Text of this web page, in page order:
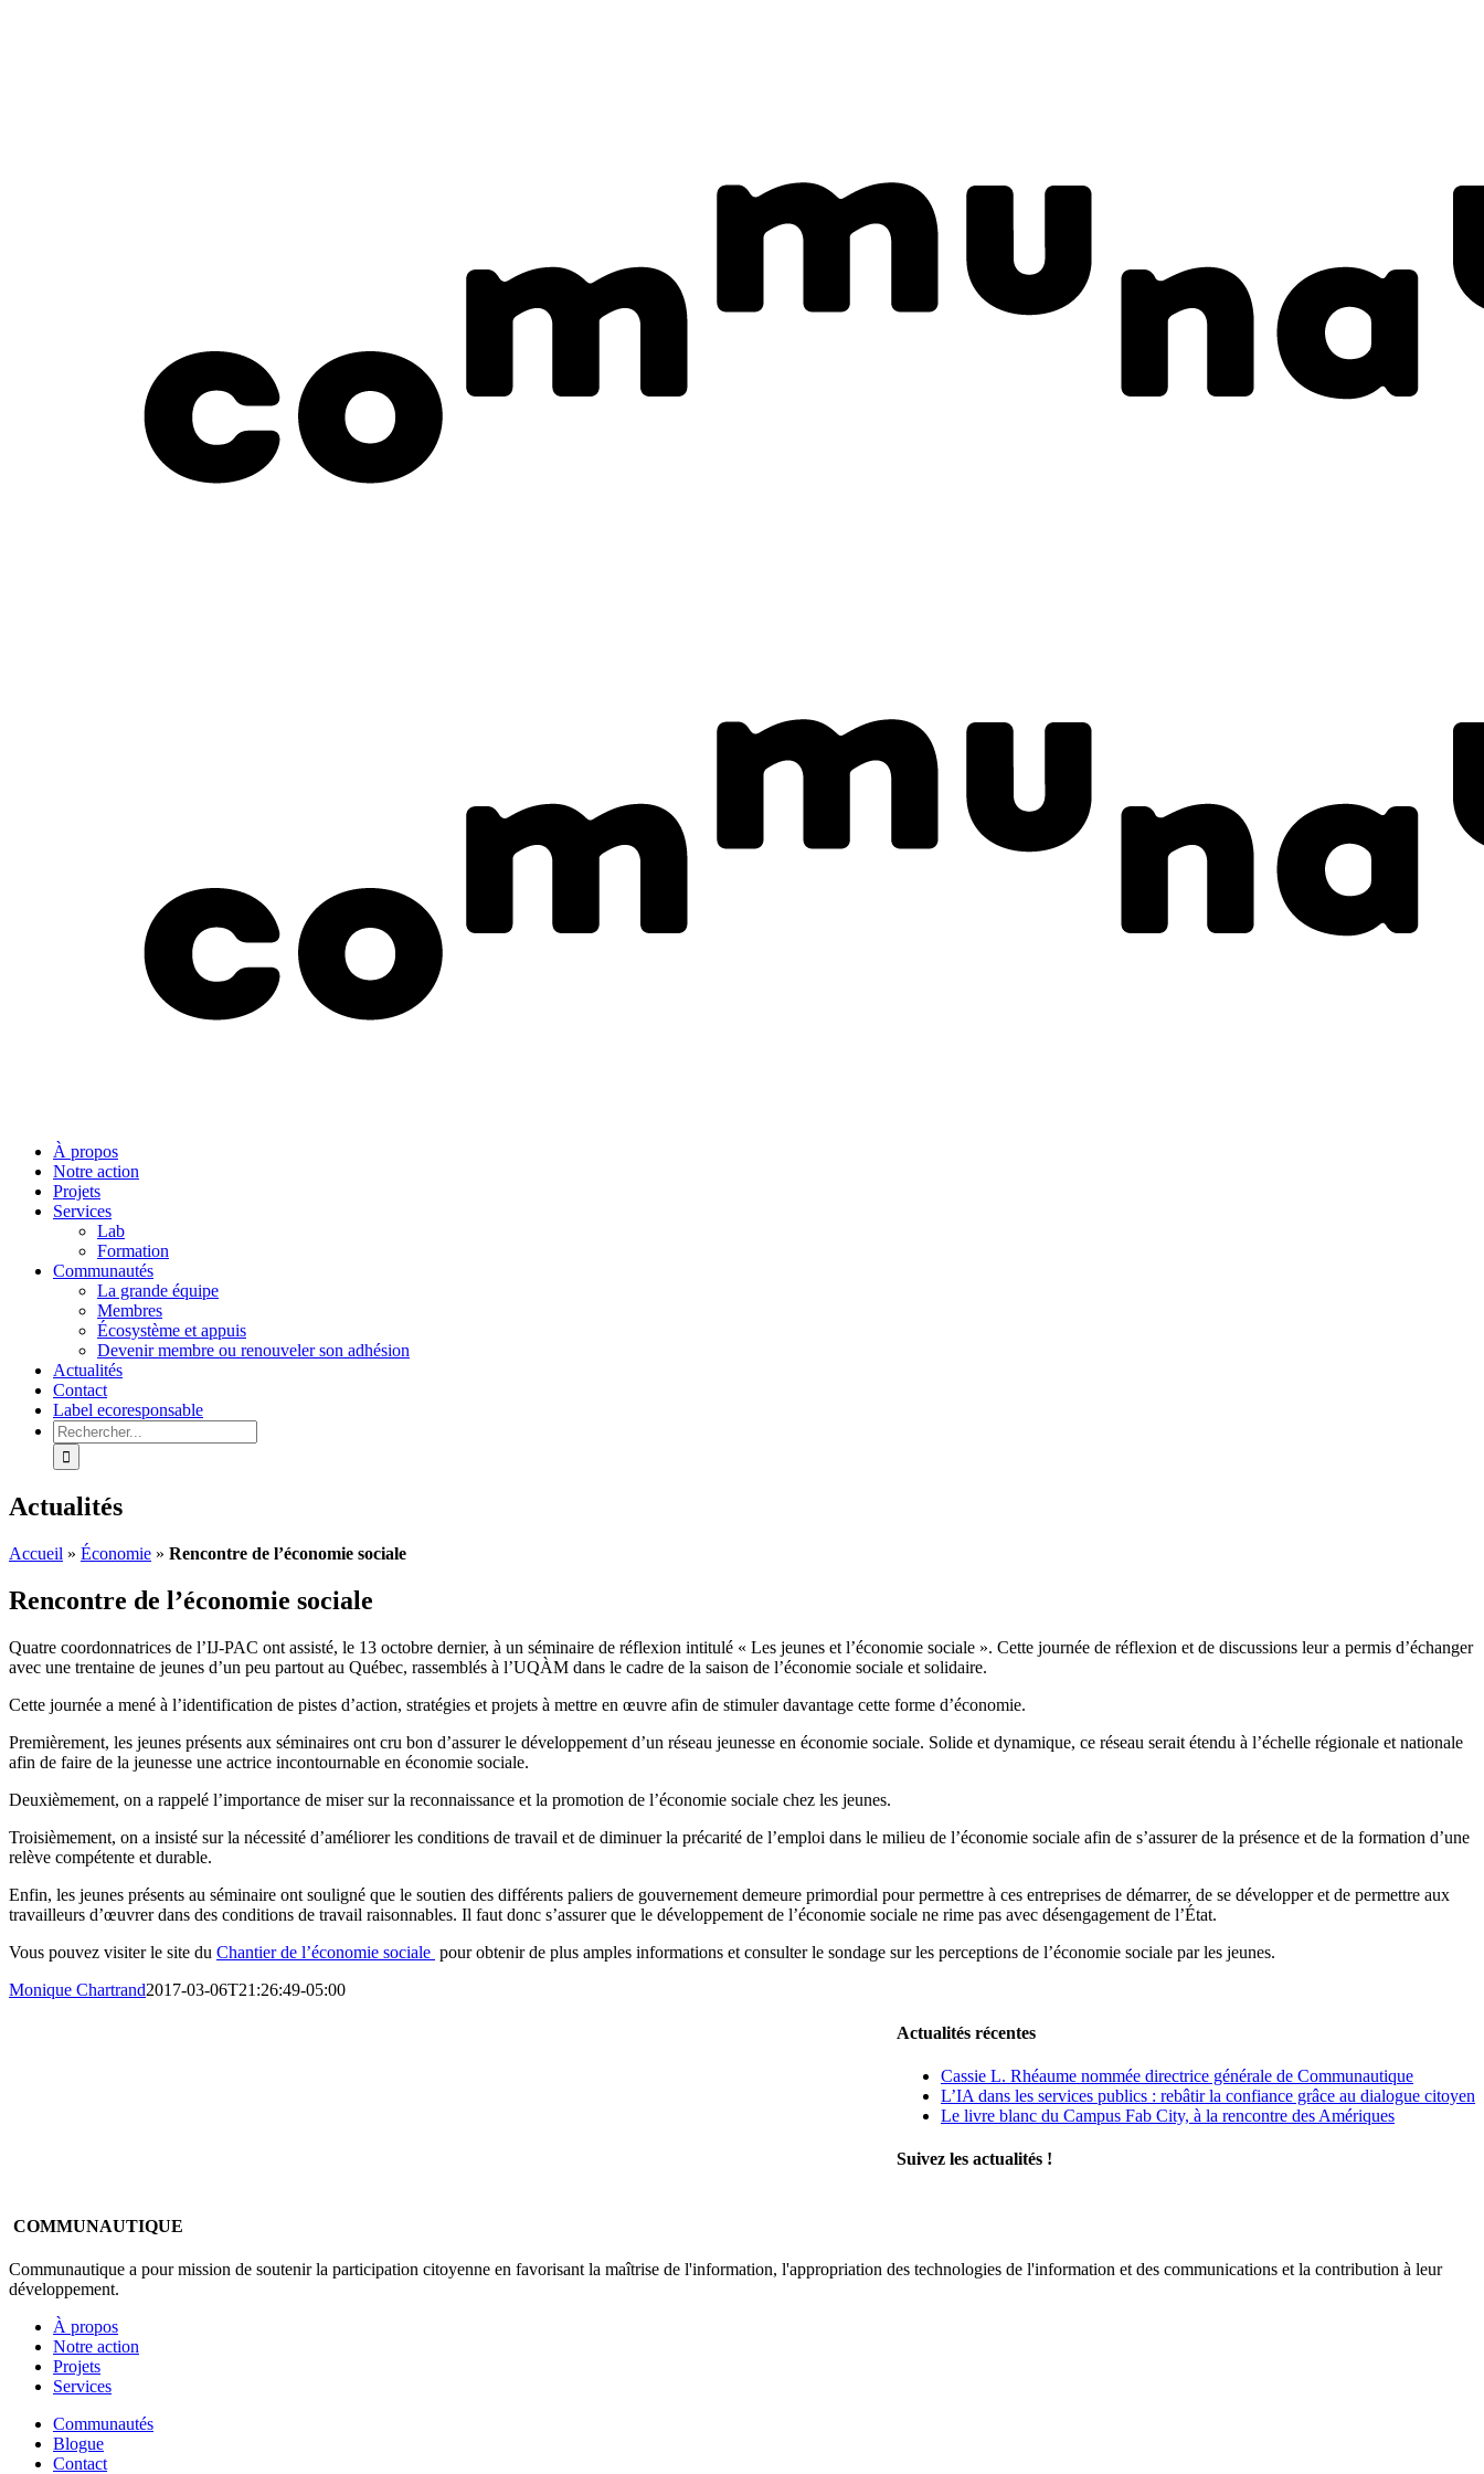
À propos
Notre action
Projets
Services
Lab
Formation
Communautés
La grande équipe
Membres
Écosystème et appuis
Devenir membre ou renouveler son adhésion
Actualités
Contact
Label ecoresponsable
Rechercher:
Actualités
Accueil » Économie » Rencontre de l’économie sociale
Rencontre de l’économie sociale
Quatre coordonnatrices de l’IJ-PAC ont assisté, le 13 octobre dernier, à un séminaire de réflexion intitulé « Les jeunes et l’économie sociale ». Cette journée de réflexion et de discussions leur a permis d’échanger
avec une trentaine de jeunes d’un peu partout au Québec, rassemblés à l’UQÀM dans le cadre de la saison de l’économie sociale et solidaire.
Cette journée a mené à l’identification de pistes d’action, stratégies et projets à mettre en œuvre afin de stimuler davantage cette forme d’économie.
Premièrement, les jeunes présents aux séminaires ont cru bon d’assurer le développement d’un réseau jeunesse en économie sociale. Solide et dynamique, ce réseau serait étendu à l’échelle régionale et nationale
afin de faire de la jeunesse une actrice incontournable en économie sociale.
Deuxièmement, on a rappelé l’importance de miser sur la reconnaissance et la promotion de l’économie sociale chez les jeunes.
Troisièmement, on a insisté sur la nécessité d’améliorer les conditions de travail et de diminuer la précarité de l’emploi dans le milieu de l’économie sociale afin de s’assurer de la présence et de la formation d’une
relève compétente et durable.
Enfin, les jeunes présents au séminaire ont souligné que le soutien des différents paliers de gouvernement demeure primordial pour permettre à ces entreprises de démarrer, de se développer et de permettre aux
travailleurs d’œuvrer dans des conditions de travail raisonnables. Il faut donc s’assurer que le développement de l’économie sociale ne rime pas avec désengagement de l’État.
Vous pouvez visiter le site du Chantier de l’économie sociale pour obtenir de plus amples informations et consulter le sondage sur les perceptions de l’économie sociale par les jeunes.
Monique Chartrand2017-03-06T21:26:49-05:00
Actualités récentes
Cassie L. Rhéaume nommée directrice générale de Communautique
L’IA dans les services publics : rebâtir la confiance grâce au dialogue citoyen
Le livre blanc du Campus Fab City, à la rencontre des Amériques
Suivez les actualités !
COMMUNAUTIQUE
Communautique a pour mission de soutenir la participation citoyenne en favorisant la maîtrise de l'information, l'appropriation des technologies de l'information et des communications et la contribution à leur
développement.
À propos
Notre action
Projets
Services
Communautés
Blogue
Contact